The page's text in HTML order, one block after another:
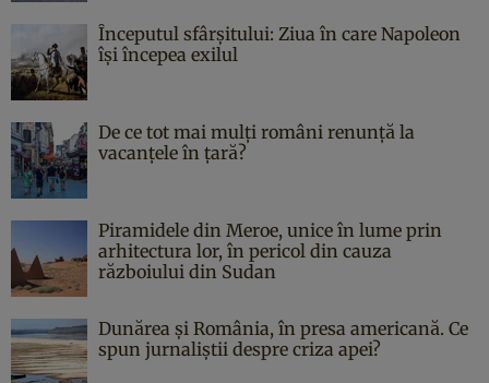
Începutul sfârşitului: Ziua în care Napoleon
îşi începea exilul
De ce tot mai mulți români renunță la
vacanțele în țară?
Piramidele din Meroe, unice în lume prin
arhitectura lor, în pericol din cauza
războiului din Sudan
Dunărea și România, în presa americană. Ce
spun jurnaliștii despre criza apei?